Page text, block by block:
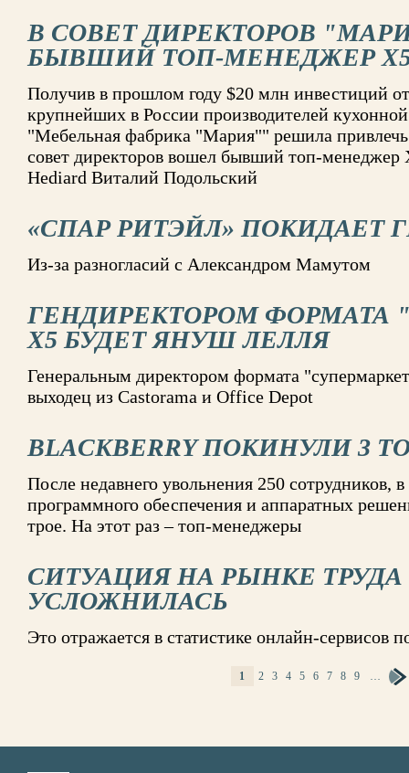
В СОВЕТ ДИРЕКТОРОВ
БЫВШИЙ ТОП-МЕНЕДЖЕР
Получив в прошлом году $20 млн инвестиций
крупнейших в России производителей кухонной
"Мебельная фабрика "Мария"" решила
совет директоров вошел бывший топ-
Hediard Виталий Подольский
«СПАР РИТЭЙЛ» ПОКИДАЕТ
Из-за разногласий с Александром Мамутом
ГЕНДИРЕКТОРОМ ФОРМАТА
X5 БУДЕТ ЯНУШ ЛЕЛЛЯ
Генеральным директором формата
выходец из Castorama и Office Depot
BLACKBERRY ПОКИНУЛИ 3
После недавнего увольнения 250 сотрудников,
программного обеспечения и аппаратных
трое. На этот раз – топ-менеджеры
СИТУАЦИЯ НА РЫНКЕ
УСЛОЖНИЛАСЬ
Это отражается в статистике онлайн-сервисов
1 2 3 4 5 6 7 8 9 …